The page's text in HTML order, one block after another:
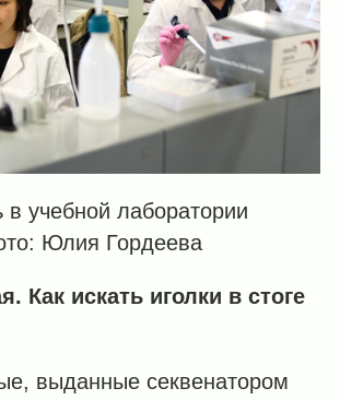
учебной лаборатории
Юлия Гордеева
Как искать иголки в стоге
выданные секвенатором